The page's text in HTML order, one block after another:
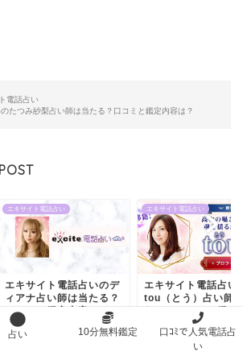
電話占い
たつみ紗梨占い師は当たる？口コミと鑑定内容は？
エキサイト電話占い
エキサイト電話占いのデ
ィアナ占い師は当たる？
口コミと鑑定内容は？
2021年4月29日
エキサイト電話占い
エキサイト電話占い
tou（とう）占い師
たる？口コミと鑑定
2026年1
占い 10分無料鑑定
口ｺﾐで人気電話占
い